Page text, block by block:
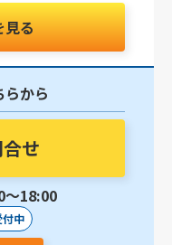
見る
から
せ
〜18:00
付中